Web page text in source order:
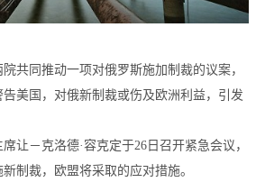
同推动一项对俄罗斯施加制裁的议案，
美国，对俄新制裁或伤及欧洲利益，引发
－克洛德·容克定于26日召开紧急会议，
制裁，欧盟将采取的应对措施。